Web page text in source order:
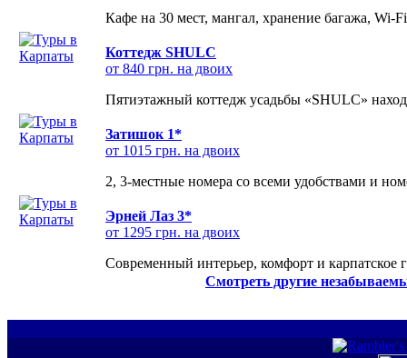
Кафе на 30 мест, мангал, хранение багажа, Wi-
Коттедж SHULC
от 840 грн. на двоих
Пятиэтажный коттедж усадьбы «SHULC»
Затишок 1*
от 1015 грн. на двоих
2, 3-местные номера со всеми удобствами и
Эрней Лаз 3*
от 1295 грн. на двоих
Современный интерьер, комфорт и карпатское
Смотреть другие